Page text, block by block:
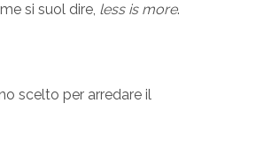
si suol dire, less is more.